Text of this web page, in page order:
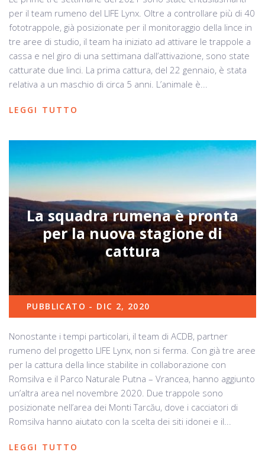
per il team rumeno del LIFE Lynx. Oltre a controllare più di 40
fototrappole, già posizionate per il monitoraggio della lince in
tre aree di studio, il team ha iniziato ad attivare le trappole a
cassa e nel giro di una settimana dall’attivazione, sono state
catturate due linci. La prima cattura, del 22 gennaio, è stata
relativa a un maschio di circa 5 anni. L’animale è...
LEGGI TUTTO
La squadra rumena è pronta
per la nuova stagione di
cattura
PUBBLICATO - DIC 2, 2020
Nonostante i tempi particolari, il team di ACDB, partner
rumeno del progetto LIFE Lynx, non si ferma. Con già tre aree
per la cattura della lince stabilite in collaborazione con
Romsilva e il Parco Naturale Putna – Vrancea, hanno aggiunto
un’altra area nel novembre 2020. Due trappole sono
posizionate nell’area dei Monti Tarcău, dove i cacciatori di
Romsilva hanno aiutato con la scelta dei siti idonei e il...
LEGGI TUTTO